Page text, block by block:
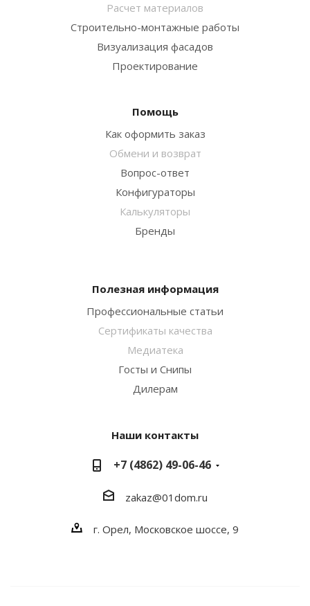
Расчет материалов
Строительно-монтажные работы
Визуализация фасадов
Проектирование
Помощь
Как оформить заказ
Обмени и возврат
Вопрос-ответ
Конфигураторы
Калькуляторы
Бренды
Полезная информация
Профессиональные статьи
Сертификаты качества
Медиатека
Госты и Снипы
Дилерам
Наши контакты
+7 (4862) 49-06-46
zakaz@01dom.ru
г. Орел, Московское шоссе, 9